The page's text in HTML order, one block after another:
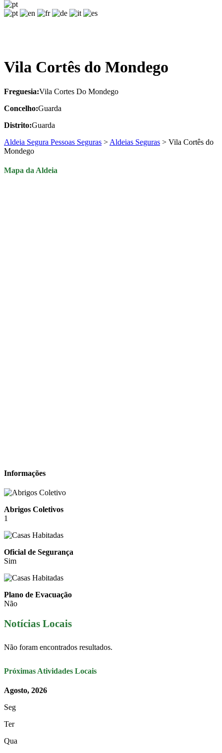
Vila Cortês do Mondego
Freguesia:Vila Cortes Do Mondego
Concelho:Guarda
Distrito:Guarda
Aldeia Segura Pessoas Seguras > Aldeias Seguras > Vila Cortês do
Mondego
Mapa da Aldeia
Informações
Abrigos Coletivos
1
Oficial de Segurança
Sim
Plano de Evacuação
Não
Notícias Locais
Não foram encontrados resultados.
Próximas Atividades Locais
Agosto, 2026
Seg
Ter
Qua